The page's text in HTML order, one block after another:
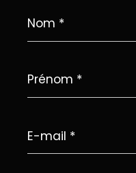
*
*
mail
*